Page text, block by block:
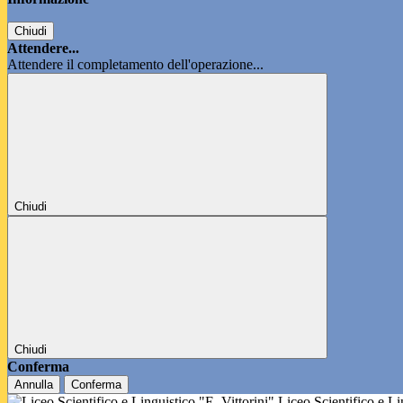
Chiudi
Attendere...
Attendere il completamento dell'operazione...
Chiudi
Chiudi
Conferma
Annulla Conferma